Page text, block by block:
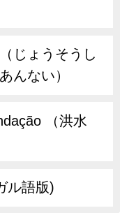
じょうそうし
んない）
（洪水
ル語版)